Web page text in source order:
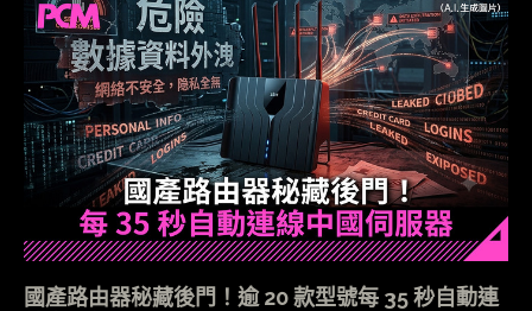
國產路由器秘藏後門！逾 20 款型號每 35 秒自動連